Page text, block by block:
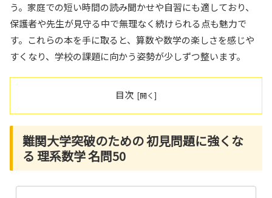
う。家庭での短い時間の読み聞かせや自習にも適しており、
保護者や先生が見守る中で無理なく続けられる点も魅力で
す。これらの本を手に取ると、算数や数学の楽しさを感じや
すくなり、学校の課題に向かう姿勢が少しずつ整います。
目次
難関大学突破のための 初見問題に強くな
る 理系数学 名問50